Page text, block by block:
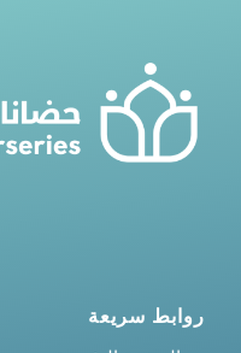
روابط سريعة